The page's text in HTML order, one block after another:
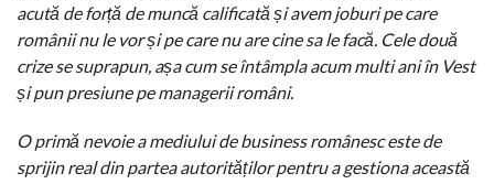
acută de forță de muncă calificată șiavem joburi pe care
românii nu le vor și pe care nu are cine sa le facă. Cele două
crize se suprapun, așa cum se întâmpla acum multi ani în Vest
și pun presiune pe managerii români.
O primă nevoie a mediului de business românesc este de
sprijin real din partea autorităților pentru a gestiona această